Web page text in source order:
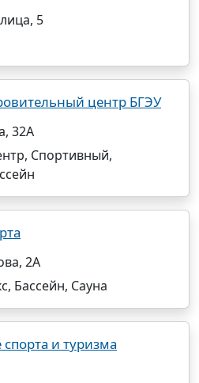
5
центр БГЭУ
32А
Спортивный,
2А
Бассейн, Сауна
и туризма